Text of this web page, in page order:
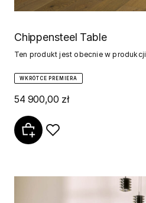
Chippensteel Table
Ten produkt jest obecnie w produkcji
WKRÓTCE PREMIERA
54 900,00 zł